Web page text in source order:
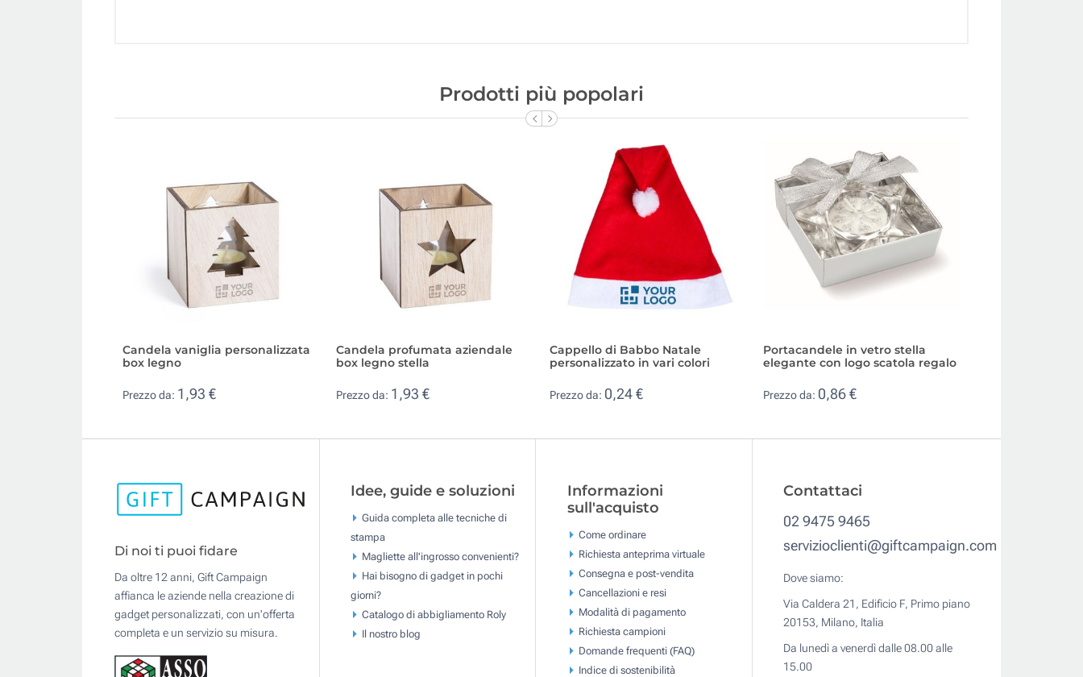
Prodotti più popolari
Candela vaniglia personalizzata
box legno
Prezzo da: 1,93 €
Candela profumata aziendale
box legno stella
Prezzo da: 1,93 €
Cappello di Babbo Natale
personalizzato in vari colori
Prezzo da: 0,24 €
Portacandele in vetro stella
elegante con logo scatola regalo
Prezzo da: 0,86 €
Di noi ti puoi fidare
Da oltre 12 anni, Gift Campaign
affianca le aziende nella creazione di
gadget personalizzati, con un'offerta
completa e un servizio su misura.
Idee, guide e soluzioni
Guida completa alle tecniche di
stampa
Magliette all'ingrosso convenienti?
Hai bisogno di gadget in pochi
giorni?
Catalogo di abbigliamento Roly
Il nostro blog
Informazioni
sull'acquisto
Come ordinare
Richiesta anteprima virtuale
Consegna e post-vendita
Cancellazioni e resi
Modalità di pagamento
Richiesta campioni
Domande frequenti (FAQ)
Indice di sostenibilità
Contattaci
02 9475 9465
servizioclienti@giftcampaign.com
Dove siamo:
Via Caldera 21, Edificio F, Primo piano
20153, Milano, Italia
Da lunedì a venerdì dalle 08.00 alle
15.00